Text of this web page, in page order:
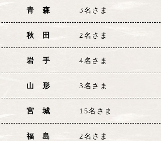
青 森 3名さま
秋 田 2名さま
岩 手 4名さま
山 形 3名さま
宮 城 15名さま
福 島 2名さま